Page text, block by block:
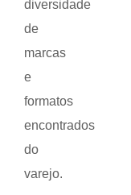
diversidade
de
marcas
e
formatos
encontrados
do
varejo.